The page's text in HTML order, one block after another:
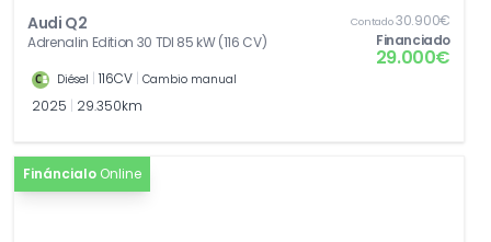
Audi Q2
Adrenalin Edition 30 TDI 85 kW (116 CV)
Contado30.900€
Financiado
29.000€
Diésel 116CV Cambio manual
2025 29.350km
Fináncialo Online